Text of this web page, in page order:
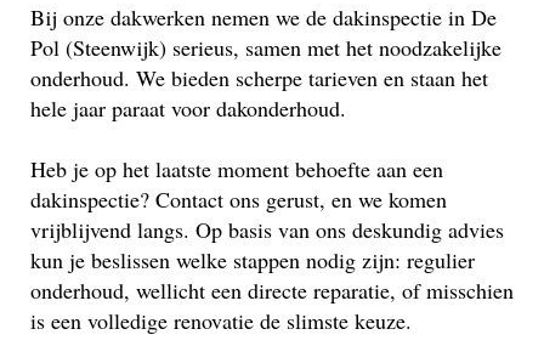
Bij onze dakwerken nemen we de dakinspectie in De
Pol (Steenwijk) serieus, samen met het noodzakelijke
onderhoud. We bieden scherpe tarieven en staan het
hele jaar paraat voor dakonderhoud.
Heb je op het laatste moment behoefte aan een
dakinspectie? Contact ons gerust, en we komen
vrijblijvend langs. Op basis van ons deskundig advies
kun je beslissen welke stappen nodig zijn: regulier
onderhoud, wellicht een directe reparatie, of misschien
is een volledige renovatie de slimste keuze.